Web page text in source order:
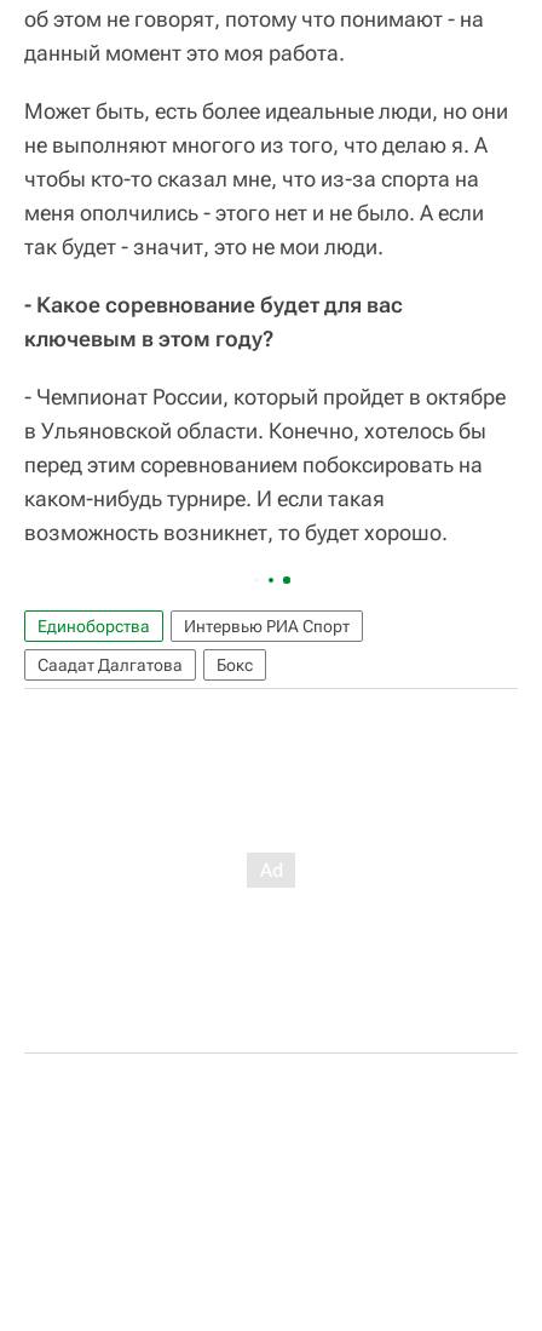
об этом не говорят, потому что понимают - на
данный момент это моя работа.
Может быть, есть более идеальные люди, но они
не выполняют многого из того, что делаю я. А
чтобы кто-то сказал мне, что из-за спорта на
меня ополчились - этого нет и не было. А если
так будет - значит, это не мои люди.
- Какое соревнование будет для вас
ключевым в этом году?
- Чемпионат России, который пройдет в октябре
в Ульяновской области. Конечно, хотелось бы
перед этим соревнованием побоксировать на
каком-нибудь турнире. И если такая
возможность возникнет, то будет хорошо.
Единоборства
Интервью РИА Спорт
Саадат Далгатова
Бокс